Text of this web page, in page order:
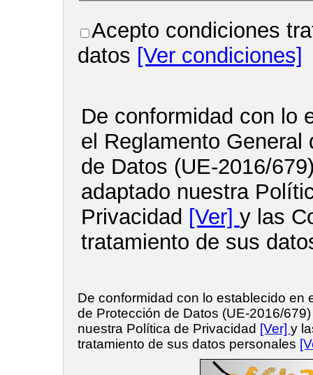
Acepto condiciones
datos [Ver condiciones]
De conformidad con lo
el Reglamento General
de Datos (UE-2016/
adaptado nuestra
Privacidad [Ver] y las
tratamiento de sus
De conformidad con lo establecido en
de Protección de Datos (UE-2016/
nuestra Política de Privacidad [Ver] y
tratamiento de sus datos personales